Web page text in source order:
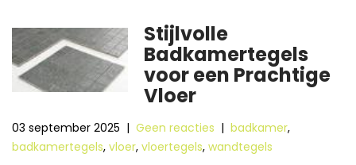
Stijlvolle
Badkamertegels
voor een Prachtige
Vloer
03 september 2025 | Geen reacties | badkamer,
badkamertegels, vloer, vloertegels, wandtegels